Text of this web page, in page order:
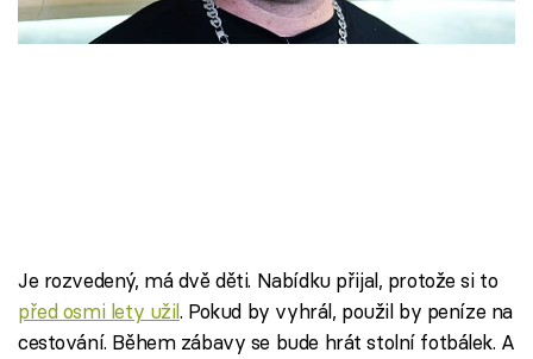
Škola vaření
Přihlášení
Je rozvedený, má dvě děti. Nabídku přijal, protože si to
před osmi lety užil. Pokud by vyhrál, použil by peníze na
cestování. Během zábavy se bude hrát stolní fotbálek. A